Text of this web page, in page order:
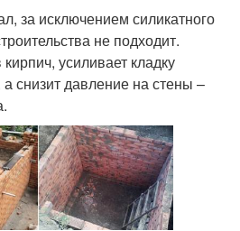
за исключением силикатного
не подходит.
усиливает кладку
снизит давление на стены –